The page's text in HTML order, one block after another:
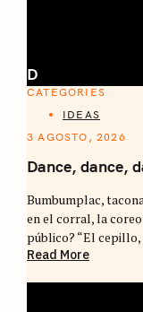
D
CATEGORIES
IDEAS
3 AGOSTO, 2026
Dance, dance,
Bumbumplac,
en el corral, la
público? “El
Read More